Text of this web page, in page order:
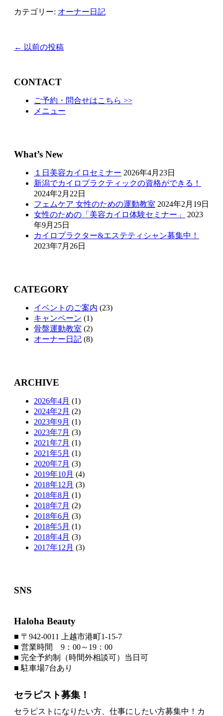
カテゴリー: オーナー日記
投
ビ
← 以前の投稿
CONTACT
ご予約・問合せはこちら >>
メニュー
What’s New
１日美容カイロセミナー 2026年4月23日
新潟でカイロプラクティックの資格ができる！
2024年2月22日
フェムケア 女性のための運動教室 2024年2月19日
女性のための「美容カイロ体験セミナー」
2023
年9月25日
カイロプラクター&エステティシャン募集中！
2023年7月26日
CATEGORY
イベントのご案内 (23)
キャンペーン (1)
骨盤運動教室 (2)
オーナー日記 (8)
ARCHIVE
2026年4月 (1)
2024年2月 (2)
2023年9月 (1)
2023年7月 (3)
2021年7月 (1)
2021年5月 (1)
2020年7月 (3)
2019年10月 (4)
2018年12月 (3)
2018年8月 (1)
2018年7月 (2)
2018年6月 (3)
2018年5月 (1)
2018年4月 (3)
2017年12月 (3)
SNS
Haloha Beauty
■ 〒942-0011 上越市港町1-15-7
■ 営業時間 9：00～19：00
■ 完全予約制（時間外相談可）当日可
■ 駐車場7台あり
セラピスト募集！
セラピストになりたい方、仕事にしたい方募集中！カ